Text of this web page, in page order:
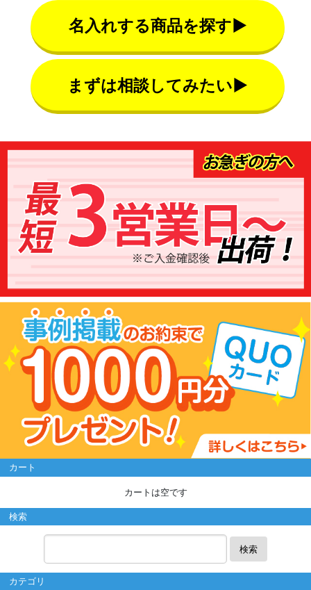
名入れする商品を探す▶
まずは相談してみたい▶
カート
カートは空です
検索
検索
カテゴリ